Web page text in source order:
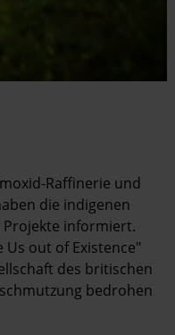
Raffinerie und
die indigenen
informiert.
out of Existence"
des britischen
bedrohen